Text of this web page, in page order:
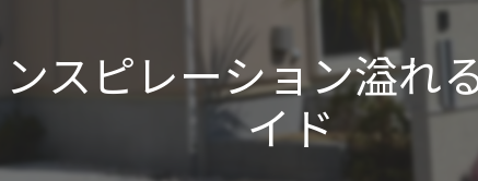
スピレーション溢れ
イド